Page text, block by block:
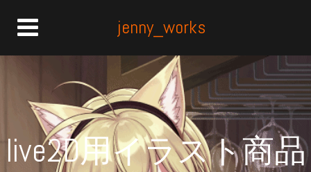
jenny_works
live2D用イラスト商品